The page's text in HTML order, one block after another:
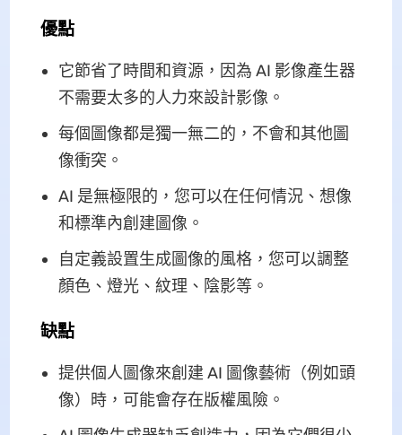
優點
它節省了時間和資源，因為 AI 影像產生器
不需要太多的人力來設計影像。
每個圖像都是獨一無二的，不會和其他圖
像衝突。
AI 是無極限的，您可以在任何情況、想像
和標準內創建圖像。
自定義設置生成圖像的風格，您可以調整
顏色、燈光、紋理、陰影等。
缺點
提供個人圖像來創建 AI 圖像藝術（例如頭
像）時，可能會存在版權風險。